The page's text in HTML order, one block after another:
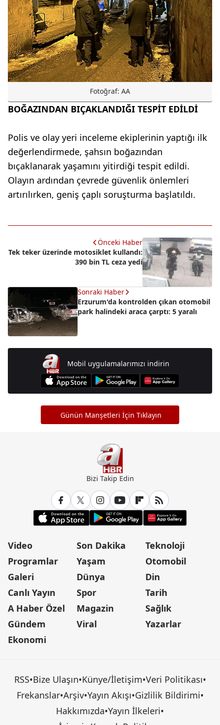
Fotoğraf: AA
BOĞAZINDAN BIÇAKLANDIĞI TESPİT EDİLDİ
Polis ve olay yeri inceleme ekiplerinin yaptığı ilk
değerlendirmede, şahsın boğazından
bıçaklanarak yaşamını yitirdiği tespit edildi.
Olayın ardından çevrede güvenlik önlemleri
artırılırken, geniş çaplı soruşturma başlatıldı.
Önceki Haber
Tek teker üzerinde motosiklet kullandı:
390 bin TL ceza yedi
Sonraki Haber
Erzurum'da kontrolden çıkan otomobil
park halindeki araca çarptı: 5 yaralı
Mobil uygulamalarımızı indirin
Günün Manşetleri İçin Tıklayın
Bizi Takip Edin
Video
Programlar
Galeri
Canlı Yayın
A Haber Özel
Gündem
Ekonomi
Son Dakika
Yaşam
Dünya
Spor
Magazin
Viral
Teknoloji
Otomobil
Din
Tarih
Sağlık
Yazarlar
RSS•Bize Ulaşın•Künye/İletişim•Veri Politikası•
Frekanslar•Arşiv•Yayın Akışı•Gizlilik Bildirimi•
Hakkımızda•Yayın İlkeleri•